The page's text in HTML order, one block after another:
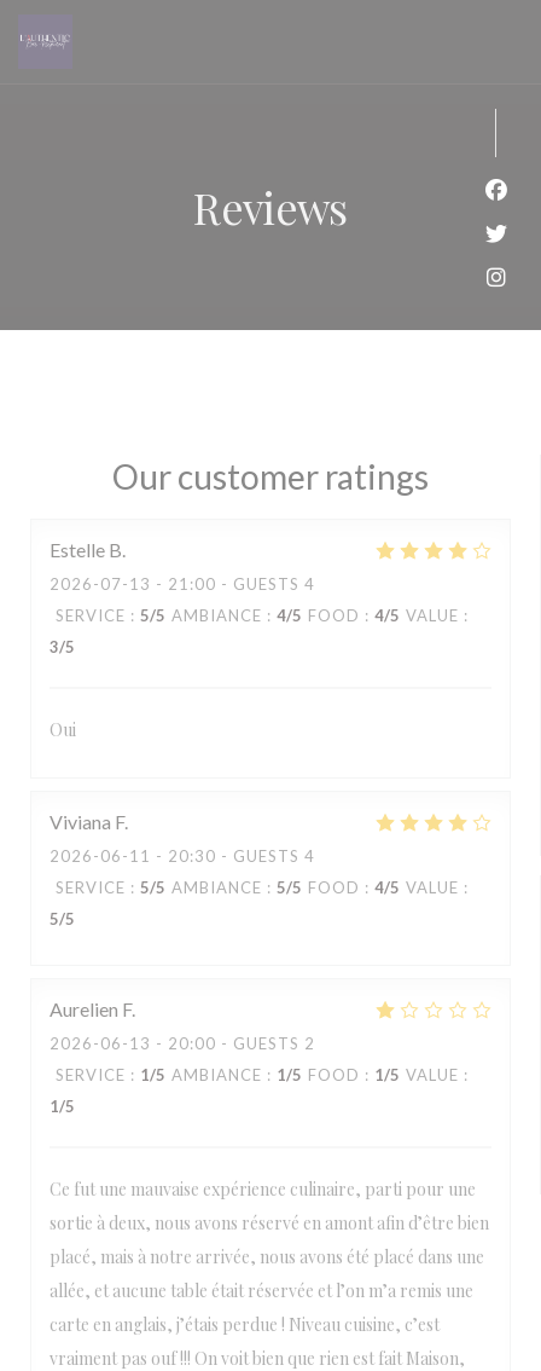
Reviews
Our customer ratings
Estelle B
2026-07-13 - 21:00 - GUESTS 4
SERVICE : 5/5 AMBIANCE : 4/5 FOOD : 4/5 VALUE :
3/5
Oui
Viviana F
2026-06-11 - 20:30 - GUESTS 4
SERVICE : 5/5 AMBIANCE : 5/5 FOOD : 4/5 VALUE :
5/5
Aurelien F
2026-06-13 - 20:00 - GUESTS 2
SERVICE : 1/5 AMBIANCE : 1/5 FOOD : 1/5 VALUE :
1/5
Ce fut une mauvaise expérience culinaire, parti pour une
sortie à deux, nous avons réservé en amont afin d’être bien
placé, mais à notre arrivée, nous avons été placé dans une
allée, et aucune table était réservée et l’on m’a remis une
carte en anglais, j’étais perdue ! Niveau cuisine, c’est
vraiment pas ouf !!! On voit bien que rien est fait Maison,